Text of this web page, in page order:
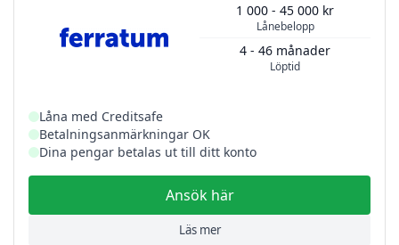
Lånebelopp
1 000 - 45 000 kr
Löptid
4 - 46 månader
Låna med Creditsafe
Betalningsanmärkningar OK
Dina pengar betalas ut till ditt konto
Ansök här
Läs mer